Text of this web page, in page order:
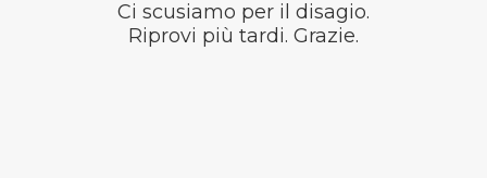
Ci scusiamo per il disagio.
Riprovi più tardi. Grazie.